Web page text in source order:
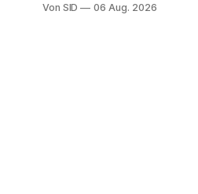
noch eine Ausnahme.
Von SID 06 Aug. 2026